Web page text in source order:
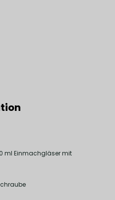
ml Einmachgläser mit